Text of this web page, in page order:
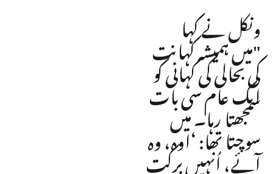
ونکل نے کہا
"میں ہمیشہ کہانت
کی بحالی کی کہانی کو
ایک عام سی بات
سمجھتا رہا۔ میں
سوچتا تھا: ‘اوہ، وہ
آئے، اُنہیں برکت